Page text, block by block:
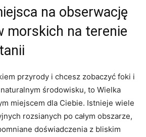
na obserwację
morskich ‌na terenie
przyrody i chcesz zobaczyć foki i
środowisku, to Wielka
miejscem dla ⁣Ciebie. Istnieje wiele
rozsianych po całym obszarze,
doświadczenia z bliskim